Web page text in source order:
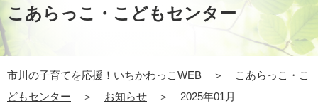
こあらっこ・こどもセンター
市川の子育てを応援！いちかわっこWEB ＞
こあらっこ・こ
どもセンター
＞ お知らせ ＞ 2025年01月